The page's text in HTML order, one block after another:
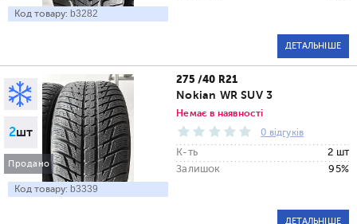
Код товару: b3282
ДЕТАЛЬНІШЕ
2шт
Продано
Код товару: b3339
275 /40 R21
Nokian WR SUV 3
Немає в наявності
0 відгуків
К-ть
2 шт
Залишок
95%
ДЕТАЛЬНІШЕ